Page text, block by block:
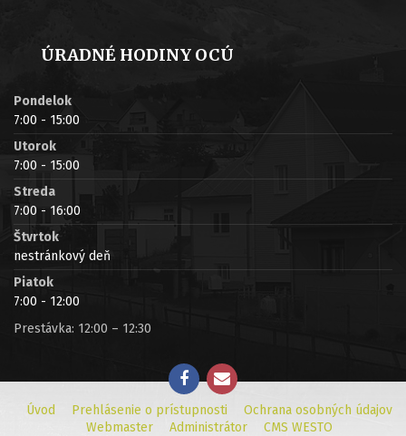
ÚRADNÉ HODINY OCÚ
Pondelok
7:00 - 15:00
Utorok
7:00 - 15:00
Streda
7:00 - 16:00
Štvrtok
nestránkový deň
Piatok
7:00 - 12:00
Prestávka: 12:00 – 12:30
Úvod Prehlásenie o prístupnosti
Ochrana osobných údajov
Webmaster
Administrátor CMS WESTO